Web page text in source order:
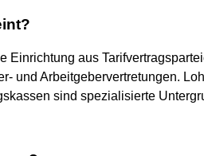
Einrichtung aus
und Arbeitgebervertretungen.
sind spezialisierte